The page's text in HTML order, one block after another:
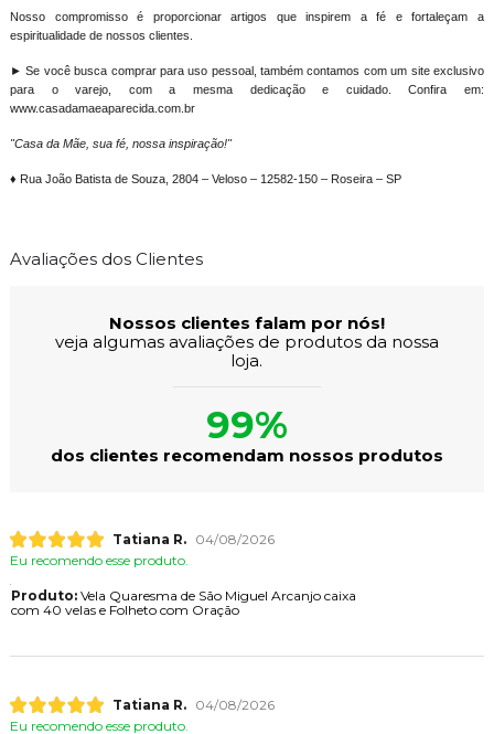
Nosso compromisso é proporcionar artigos que inspirem a fé e fortaleçam a
espiritualidade de nossos clientes.
► Se você busca comprar para uso pessoal, também contamos com um site exclusivo
para o varejo, com a mesma dedicação e cuidado. Confira em:
www.casadamaeaparecida.com.br
"Casa da Mãe, sua fé, nossa inspiração!"
♦ Rua João Batista de Souza, 2804 – Veloso – 12582-150 – Roseira – SP
Avaliações dos Clientes
Nossos clientes falam por nós!
veja algumas avaliações de produtos da nossa
loja.
99%
dos clientes recomendam nossos produtos
Tatiana R.
04/08/2026
Eu recomendo esse produto.
Produto:Vela Quaresma de São Miguel Arcanjo caixa
com 40 velas e Folheto com Oração
Tatiana R.
04/08/2026
Eu recomendo esse produto.